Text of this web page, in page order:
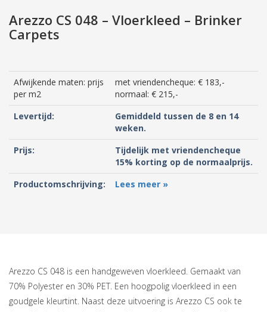
Arezzo CS 048 – Vloerkleed – Brinker
Carpets
Afwijkende maten: prijs
per m2
met vriendencheque: € 183,-
normaal: € 215,-
Levertijd:
Gemiddeld tussen de 8 en 14
weken.
Prijs:
Tijdelijk met vriendencheque
15% korting op de normaalprijs.
Productomschrijving:
Lees meer »
Arezzo CS 048 is een handgeweven vloerkleed. Gemaakt van
70% Polyester en 30% PET. Een hoogpolig vloerkleed in een
goudgele kleurtint. Naast deze uitvoering is Arezzo CS ook te